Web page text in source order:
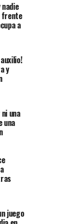
frente
a
y
una
una
juego